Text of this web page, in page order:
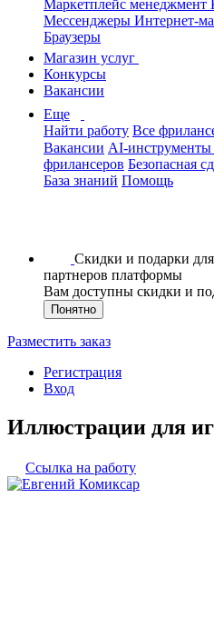
Маркетплейс менеджмент
Мессенджеры Интернет-
Браузеры
Магазин услуг
Конкурсы
Вакансии
Еще
Найти работу Все
Вакансии AI-инструменты
фрилансеров Безопасная
База знаний Помощь
Скидки и подарки
партнеров платформы
Вам доступны скидки и
Понятно
Разместить заказ
Регистрация
Вход
Иллюстрации для
Ссылка на работу